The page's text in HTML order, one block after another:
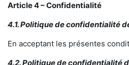
Article 4 – Confidentialité
4.1. Politique de confidentialité
En acceptant les présentes
4.2. Politique deconfidentialité